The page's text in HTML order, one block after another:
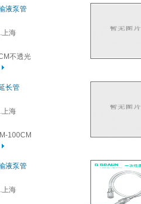
液泵管
上海
不透光
长管
上海
100CM
液泵管
上海